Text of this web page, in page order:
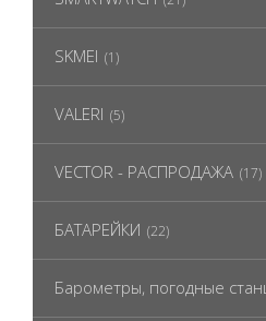
SKMEI (1)
VALERI (5)
VECTOR - РАСПРОДАЖА (17)
БАТАРЕЙКИ (22)
Барометры, погодные